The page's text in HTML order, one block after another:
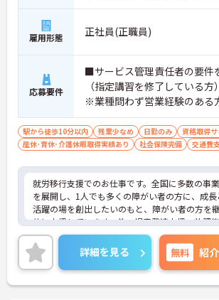
雇用形態 正社員(正職員)
応募要件
■サービス管理責任者の要件
（指定講習を修了している
※業種問わず営業経験のある
援・直接支援の経験がある方
駅から徒歩10分以内 残業少なめ 日勤のみ 資格取得
産休･育休･介護休暇取得実績あり
社会保険完備 交通費
就労移行支援でのお仕事です。全国に多数の事
を展開し、1人でも多くの障がい者の方に、成長
活躍の場を創出したいのもと、障がい者の方を
的に支援しています。他、児童発達支援、放課
デイサービスも展開しており安定感も抜群です。
ご興味ある方には、面接対策ポイントなど、さら
詳細をお話しいたしますのでお気軽にご相談く
い！
詳細を見る 無料 紹